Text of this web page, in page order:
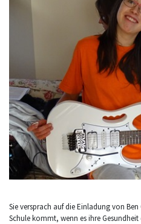
Sie versprach auf die Einladung von
Schule kommt, wenn es ihre